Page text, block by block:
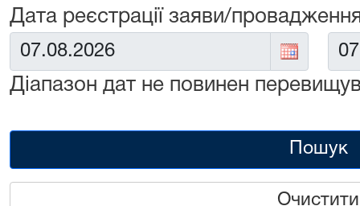
Дата реєстрації заяви/
Від: До:
Діапазон дат не повинен
Пошук
Очистити